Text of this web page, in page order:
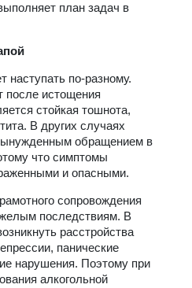
план задач в
наступать по-разному.
после истощения
стойкая тошнота,
В других случаях
обращением в
что симптомы
и опасными.
сопровождения
последствиям. В
расстройства
панические
нарушения. Поэтому при
алкогольной